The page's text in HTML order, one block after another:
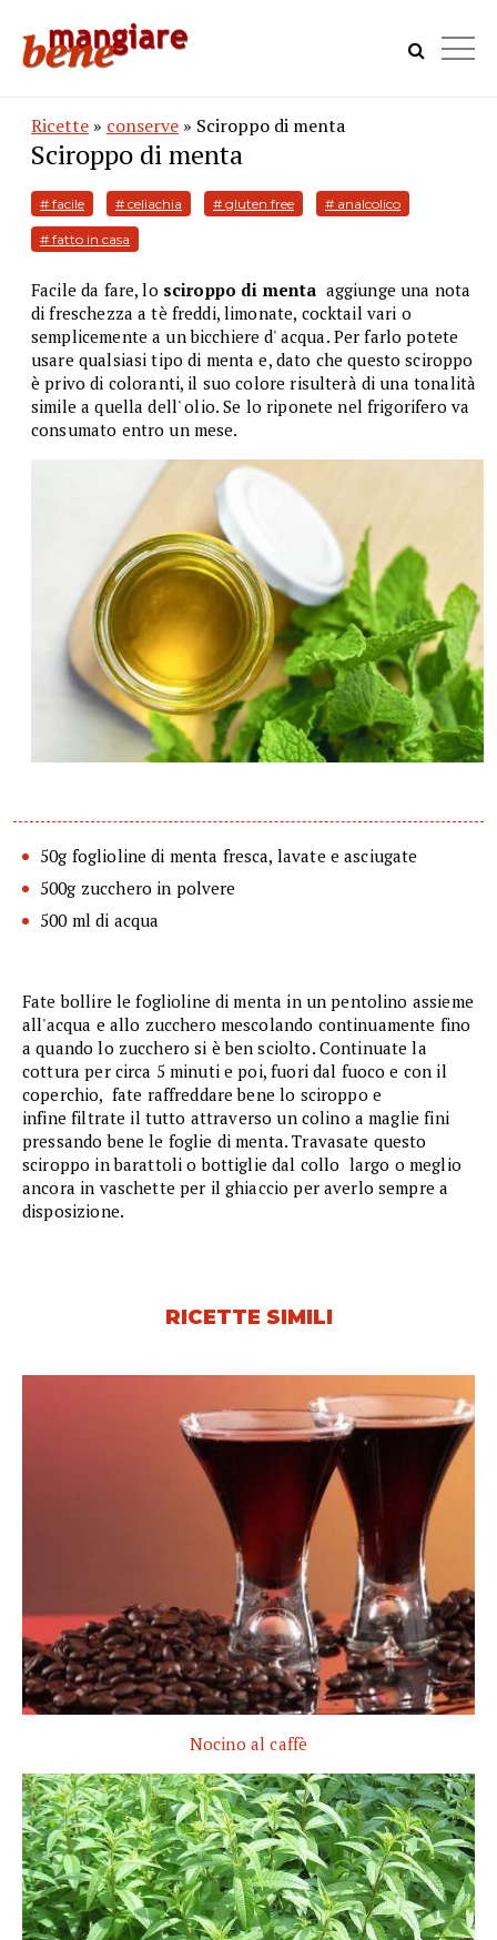
Ricette » conserve » Sciroppo di menta
Sciroppo di menta
# facile # celiachia # gluten free # analcolico
# fatto in casa
Facile da fare, lo sciroppo di menta aggiunge una nota
di freschezza a tè freddi, limonate, cocktail vari o
semplicemente a un bicchiere d' acqua. Per farlo potete
usare qualsiasi tipo di menta e, dato che questo sciroppo
è privo di coloranti, il suo colore risulterà di una tonalità
simile a quella dell' olio. Se lo riponete nel frigorifero va
consumato entro un mese.
50g foglioline di menta fresca, lavate e asciugate
500g zucchero in polvere
500 ml di acqua
Fate bollire le foglioline di menta in un pentolino assieme
all'acqua e allo zucchero mescolando continuamente fino
a quando lo zucchero si è ben sciolto. Continuate la
cottura per circa 5 minuti e poi, fuori dal fuoco e con il
coperchio, fate raffreddare bene lo sciroppo e
infine filtrate il tutto attraverso un colino a maglie fini
pressando bene le foglie di menta. Travasate questo
sciroppo in barattoli o bottiglie dal collo largo o meglio
ancora in vaschette per il ghiaccio per averlo sempre a
disposizione.
RICETTE SIMILI
Nocino al caffè